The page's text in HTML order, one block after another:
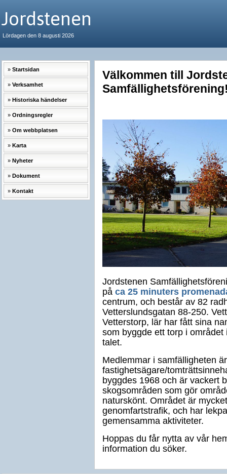
Jordstenen
Lördagen den 8 augusti 2026
Startsidan
Verksamhet
Historiska händelser
Ordningsregler
Om webbplatsen
Karta
Nyheter
Dokument
Kontakt
Välkommen till
Jordstenen
på ca 25 minuters
centrum, och består av 82
Vetterslundsgatan 88-250.
Vetterstorp, lär har fått sina
som byggde ett torp i
talet.
Medlemmar i samfälligheten
fastighetsägare/
byggdes 1968 och är vackert
skogsområden som gör
naturskönt. Området är
genomfartstrafik, och har
gemensamma aktiviteter.
Hoppas du får nytta av vår
information du söker.